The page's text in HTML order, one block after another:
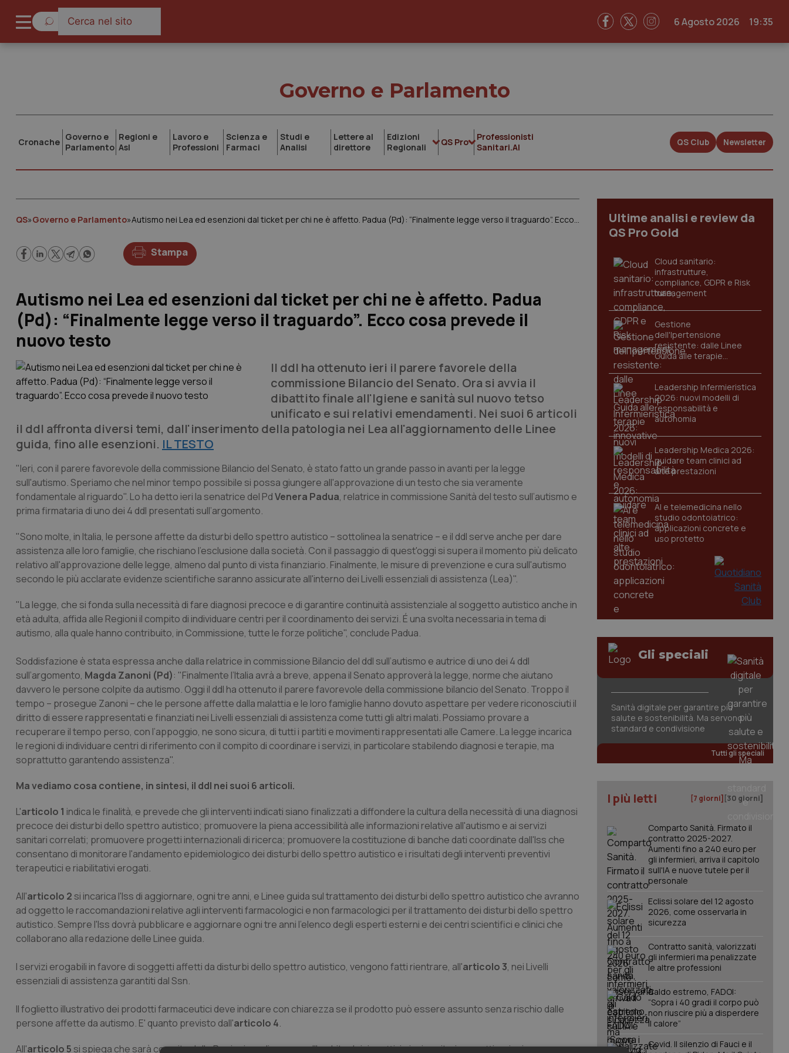
6 Agosto 2026 19:35
Governo e Parlamento
Cronache Governo e
Parlamento
Regioni e
Asl
Lavoro e
Professioni
Scienza e
Farmaci
Studi e
Analisi
Lettere al
direttore
Edizioni
Regionali
QS Pro
Professionisti
Sanitari.AI
QS Club Newsletter
QS»Governo e Parlamento» Autismo nei Lea ed esenzioni dal ticket per chi ne è affetto. Padua (Pd): “Finalmente legge verso il traguardo”. Ecco cosa prevede il nuovo testo
Stampa
Autismo nei Lea ed esenzioni dal ticket per chi ne è affetto. Padua
(Pd): “Finalmente legge verso il traguardo”. Ecco cosa prevede il
nuovo testo
Il ddl ha ottenuto ieri il parere favorele della
commissione Bilancio del Senato. Ora si avvia il
dibattito finale all'Igiene e sanità sul nuovo tetso
unificato e sui relativi emendamenti. Nei suoi 6 articoli
il ddl affronta diversi temi, dall'inserimento della patologia nei Lea all'aggiornamento delle Linee
guida, fino alle esenzioni. IL TESTO
"Ieri, con il parere favorevole della commissione Bilancio del Senato, è stato fatto un grande passo in avanti per la legge
sull'autismo. Speriamo che nel minor tempo possibile si possa giungere all'approvazione di un testo che sia veramente
fondamentale al riguardo". Lo ha detto ieri la senatrice del PdVenera Padua, relatrice in commissione Sanità del testo sull’autismo e
prima firmataria di uno dei 4 ddl presentati sull’argomento.
"Sono molte, in Italia, le persone affette da disturbi dello spettro autistico – sottolinea la senatrice – e il ddl serve anche per dare
assistenza alle loro famiglie, che rischiano l'esclusione dalla società. Con il passaggio di quest'oggi si supera il momento più delicato
relativo all'approvazione delle legge, almeno dal punto di vista finanziario. Finalmente, le misure di prevenzione e cura sull'autismo
secondo le più acclarate evidenze scientifiche saranno assicurate all'interno dei Livelli essenziali di assistenza (Lea)".
"La legge, che si fonda sulla necessità di fare diagnosi precoce e di garantire continuità assistenziale al soggetto autistico anche in
età adulta, affida alle Regioni il compito di individuare centri per il coordinamento dei servizi. É una svolta necessaria in tema di
autismo, alla quale hanno contribuito, in Commissione, tutte le forze politiche", conclude Padua.
Soddisfazione è stata espressa anche dalla relatrice in commissione Bilancio del ddl sull’autismo e autrice di uno dei 4 ddl
sull’argomento, Magda Zanoni (Pd): "Finalmente l’Italia avrà a breve, appena il Senato approverà la legge, norme che aiutano
davvero le persone colpite da autismo. Oggi il ddl ha ottenuto il parere favorevole della commissione bilancio del Senato. Troppo il
tempo – prosegue Zanoni – che le persone affette dalla malattia e le loro famiglie hanno dovuto aspettare per vedere riconosciuti il
diritto di essere rappresentati e finanziati nei Livelli essenziali di assistenza come tutti gli altri malati. Possiamo provare a
recuperare il tempo perso, con l’appoggio, ne sono sicura, di tutti i partiti e movimenti rappresentati alle Camere. La legge incarica
le regioni di individuare centri di riferimento con il compito di coordinare i servizi, in particolare stabilendo diagnosi e terapie, ma
soprattutto garantendo assistenza".
Ma vediamo cosa contiene, in sintesi, il ddl nei suoi 6 articoli.
L'articolo 1 indica le finalità, e prevede che gli interventi indicati siano finalizzati a diffondere la cultura della necessità di una diagnosi
precoce dei disturbi dello spettro autistico; promuovere la piena accessibilità alle informazioni relative all'autismo e ai servizi
sanitari correlati; promuovere progetti internazionali di ricerca; promuovere la costituzione di banche dati coordinate dall'Iss che
consentano di monitorare l'andamento epidemiologico dei disturbi dello spettro autistico e i risultati degli interventi preventivi
terapeutici e riabilitativi erogati.
All'articolo 2 si incarica l'Iss di aggiornare, ogni tre anni, e Linee guida sul trattamento dei disturbi dello spettro autistico che avranno
ad oggetto le raccomandazioni relative agli interventi farmacologici e non farmacologici per il trattamento dei disturbi dello spettro
autistico. Sempre l'Iss dovrà pubblicare e aggiornare ogni tre anni l'elenco degli esperti esterni e dei centri scientifici e clinici che
collaborano alla redazione delle Linee guida.
I servizi erogabili in favore di soggetti affetti da disturbi dello spettro autistico, vengono fatti rientrare, all'articolo 3, nei Livelli
essenziali di assistenza garantiti dal Ssn.
Il foglietto illustrativo dei prodotti farmaceutici deve indicare con chiarezza se il prodotto può essere assunto senza rischio dalle
persone affette da autismo. E' quanto previsto dall'articolo 4.
All'articolo 5 si spiega che sarà compito delle Regioni predisporre nell'ambito dei rispettivi piani sanitari progetti, azioni
Ultime analisi e review da
QS Pro Gold
Cloud sanitario:
infrastrutture,
compliance, GDPR e Risk
management
Gestione
dell'Ipertensione
resistente: dalle Linee
Guida alle terapie
innovative
Leadership Infermieristica
2026: nuovi modelli di
responsabilità e
autonomia
Leadership Medica 2026:
guidare team clinici ad
alte prestazioni
AI e telemedicina nello
studio odontoiatrico:
applicazioni concrete e
uso protetto
Gli speciali
Sanità digitale per garantire più
salute e sostenibilità. Ma servono
standard e condivisione
Tutti gli speciali
I più letti [7 giorni] [30 giorni]
Comparto Sanità. Firmato il
contratto 2025-2027.
Aumenti fino a 240 euro per
gli infermieri, arriva il capitolo
sull'IA e nuove tutele per il
personale
Eclissi solare del 12 agosto
2026, come osservarla in
sicurezza
Contratto sanità, valorizzati
gli infermieri ma penalizzate
le altre professioni
Caldo estremo, FADOI:
“Sopra i 40 gradi il corpo può
non riuscire più a disperdere
il calore”
Covid. Il silenzio di Fauci e il